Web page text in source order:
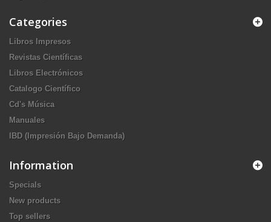
Categories
Libros Impresos
Revistas Científicas
Libros Electrónicos
Catalogo Científico
Cd's Música
Manuales
IBD (Impresión Bajo Demanda)
Information
Specials
New products
Top sellers